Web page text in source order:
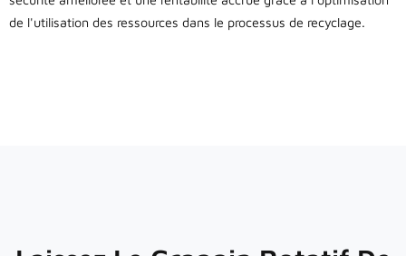
de l'utilisation des ressources dans le processus de recyclage.